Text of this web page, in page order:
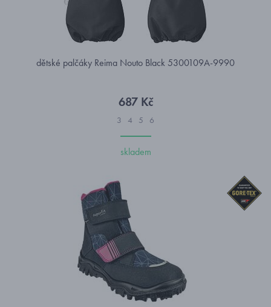
dětské palčáky Reima Nouto Black 5300109A-9990
687 Kč
3 4 5 6
skladem